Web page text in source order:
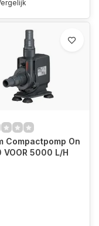
Compactpomp On
5000 L/H